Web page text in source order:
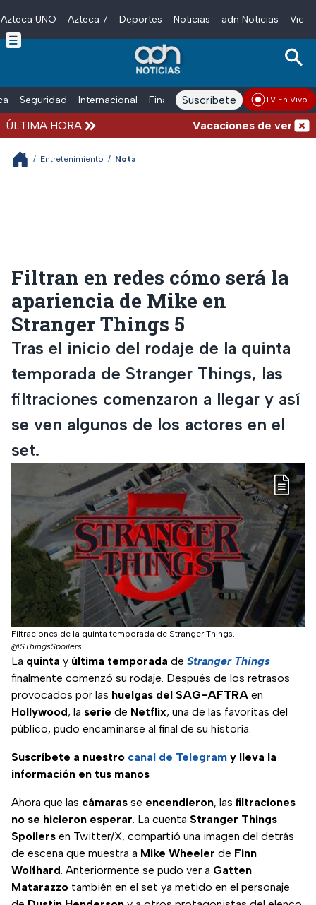
Skip to main content
Azteca UNO Azteca 7 Deportes Noticias adn Noticias
Seguridad Internacional Finanzas adn Noticias Radio
Suscríbete TV En Vivo
ÚLTIMA HORA Vacaciones de verano
/ Entretenimiento / Nota
Filtran en redes cómo será la
apariencia de Mike en
Stranger Things 5
Tras el inicio del rodaje de la quinta
temporada de Stranger Things, las
filtraciones comenzaron a llegar y así
se ven algunos de los actores en el
set.
Filtraciones de la quinta temporada de Stranger Things.
@SThingsSpoilers
La quinta y última temporada de Stranger Things
finalmente comenzó su rodaje. Después de los retrasos
provocados por las huelgas del SAG-AFTRA en
Hollywood, la serie de Netflix, una de las favoritas del
público, pudo encaminarse al final de su historia.
Suscríbete a nuestro canal de Telegram y lleva la
información en tus manos
Ahora que las cámaras se encendieron, las filtraciones
no se hicieron esperar. La cuenta Stranger Things
Spoilers en Twitter/X, compartió una imagen del detrás
de escena que muestra a Mike Wheeler de Finn
Wolfhard. Anteriormente se pudo ver a Gatten
Matarazzo también en el set ya metido en el personaje